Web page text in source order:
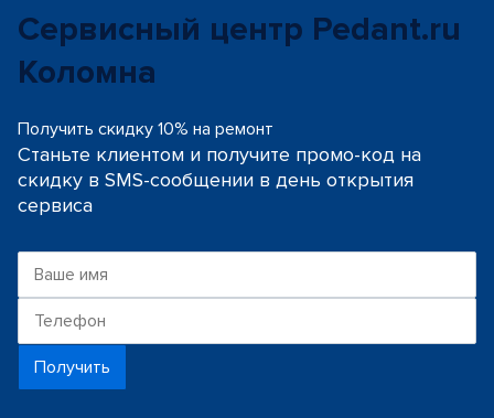
Сервисный центр Pedant.ru
Коломна
Получить скидку 10% на ремонт
Станьте клиентом и получите промо-код на
скидку в SMS-сообщении в день открытия
сервиса
Получить